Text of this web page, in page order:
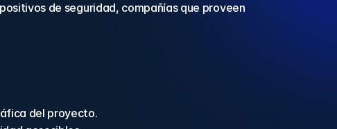
de seguridad, compañías que proveen
del proyecto.